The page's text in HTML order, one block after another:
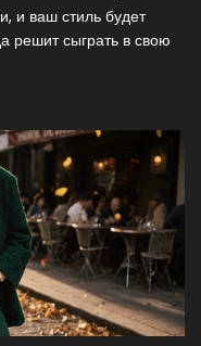
и ваш стиль будет
решит сыграть в свою